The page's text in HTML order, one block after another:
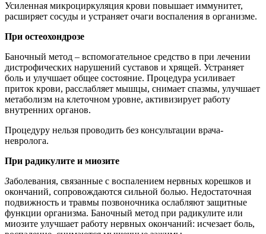
Усиленная микроциркуляция крови повышает иммунитет,
расширяет сосуды и устраняет очаги воспаления в организме.
При остеохондрозе
Баночный метод – вспомогательное средство в при лечении
дистрофических нарушений суставов и хрящей. Устраняет
боль и улучшает общее состояние. Процедура усиливает
приток крови, расслабляет мышцы, снимает спазмы, улучшает
метаболизм на клеточном уровне, активизирует работу
внутренних органов.
Процедуру нельзя проводить без консультации врача-
невролога.
При радикулите и миозите
Заболевания, связанные с воспалением нервных корешков и
окончаний, сопровождаются сильной болью. Недостаточная
подвижность и травмы позвоночника ослабляют защитные
функции организма. Баночный метод при радикулите или
миозите улучшает работу нервных окончаний: исчезает боль,